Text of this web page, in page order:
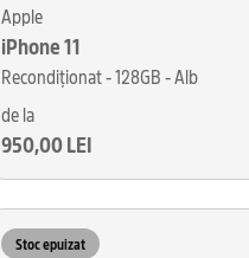
Apple
iPhone 11
Recondiționat - 128GB - Alb
de la
950,00 LEI
Stoc epuizat